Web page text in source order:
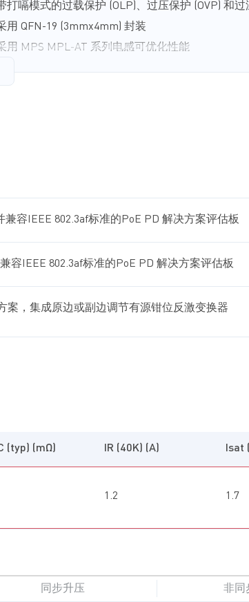
打嗝模式的过载保护 (OLP)、过压保护 (OVP) 和过
用 QFN-19 (3​​mmx4mm) 封装
用 MPS MPL-AT 系列电感可优化性能
容IEEE 802.3af标准的PoE PD 解决方案评估板
容IEEE 802.3af标准的PoE PD 解决方案评估板
案，集成原边或副边调节有源钳位反激变换器
(typ) (mΩ) IR (40K) (A) Isat
1.2 1.7
同步升压 非同